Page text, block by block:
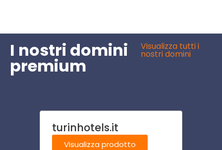
I nostri domini
premium
Visualizza tutti i
nostri domini
turinhotels.it
Visualizza prodotto